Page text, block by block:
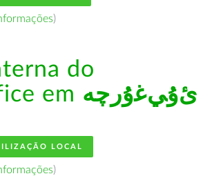
)
do
em ﺉۇﻲﻏۇﺭچە
LOCAL
)